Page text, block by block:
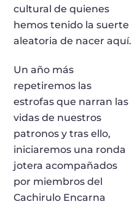
cultural de quienes
hemos tenido la suerte
aleatoria de nacer aquí.
Un año más
repetiremos las
estrofas que narran las
vidas de nuestros
patronos y tras ello,
iniciaremos una ronda
jotera acompañados
por miembros del
Cachirulo Encarna